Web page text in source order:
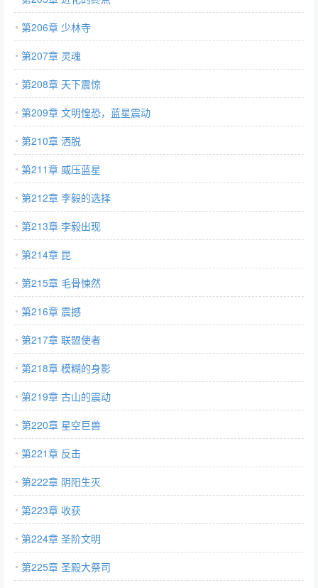
第206章 少林寺
第207章 灵魂
第208章 天下震惊
第209章 文明惶恐，蓝星震动
第210章 洒脱
第211章 威压蓝星
第212章 李毅的选择
第213章 李毅出现
第214章 昆
第215章 毛骨悚然
第216章 震撼
第217章 联盟使者
第218章 模糊的身影
第219章 古山的震动
第220章 星空巨兽
第221章 反击
第222章 阴阳生灭
第223章 收获
第224章 圣阶文明
第225章 圣殿大祭司